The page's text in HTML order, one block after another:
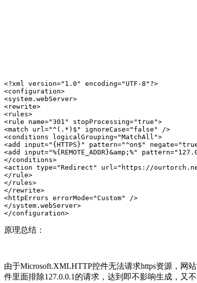
<?xml version="1.0" encoding="UTF-8"?>
<configuration>
<system.webServer>
<rewrite>
<rules>
<rule name="301" stopProcessing="true">
<match url="^(.*)$" ignoreCase="false" />
<conditions logicalGrouping="MatchAll">
<add input="{HTTPS}" pattern="^on$"
<add input="%{REMOTE_ADDR}&amp;%"
</conditions>
<action type="Redirect" url="https://
</rule>
</rules>
</rewrite>
<httpErrors errorMode="Custom" />
</system.webServer>
</configuration>
原理总结：
由于Microsoft.XMLHTTP控件无法请求https资源，网
件里面排除127.0.0.1的请求，达到即不影响生成，又不